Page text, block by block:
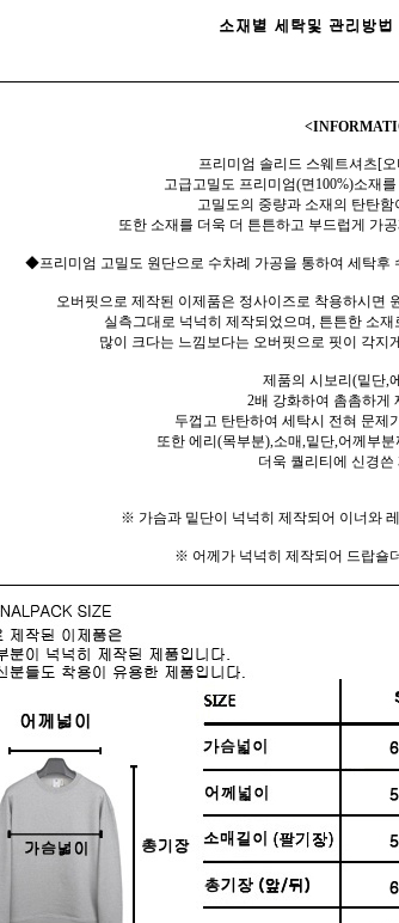
프리미엄 솔리드 스웨트셔츠[
고급고밀도 프리미엄(면100%)소재
고밀도의 중량과 소재의 탄탄
또한 소재를 더욱 더 튼튼하고 부드럽게 가
◆프리미엄 고밀도 원단으로 수차례 가공을 통하여 세탁
오버핏으로 제작된 이제품은 정사이즈로 착용하시면
실측그대로 넉넉히 제작되었으며, 튼튼한 소
많이 크다는 느낌보다는 오버핏으로 핏이 각지
제품의 시보리(밑단,
2배 강화하여 촘촘하게
두껍고 탄탄하여 세탁시 전혀 문제
또한 에리(목부분),소매,밑단,어께부
더욱 퀄리티에 신경쓴
※ 가슴과 밑단이 넉넉히 제작되어 이너와
※ 어께가 넉넉히 제작되어 드랍숄